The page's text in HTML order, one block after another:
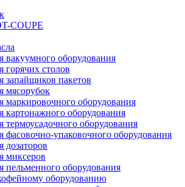
COUPE
оборудования
столов
пакетов
мясорубок
оборудования
оборудования
оборудования
упаковочного оборудования
миксеров
оборудования
оборудованию